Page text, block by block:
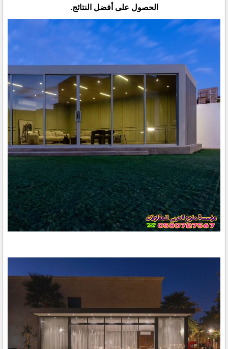
الحصول على أفضل النتائج.